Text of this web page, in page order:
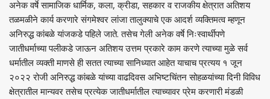
अनेक वर्षे सामाजिक धार्मिक, कला, क्रीडा, सहकार व राजकीय क्षेत्रात अतिशय
तळमळीने कार्य करणारे संगमेश्वर लांजा तालुक्याचे एक आदर्श व्यक्तिमत्व म्हणून
अनिरुद्ध कांबळे यांजकडे पहिले जाते. तसेच गेली अनेक वर्षे निःस्वार्थीपणे
जातीधर्माच्या पलीकडे जाऊन अतिशय उत्तम प्रकारे काम करणे त्याच्या मुळे सर्व
धर्मातील व्यक्ती माणसे ही सतत त्याच्या सानिध्यात आहेत याचाच प्रत्यय १ जून
२०२२ रोजी अनिरुद्ध कांबळे यांच्या वाढदिवस अभिष्टचिंतन सोहळयांच्या दिनी विविध
क्षेत्रातील मान्यवर तसेच प्रत्येक जातीधर्मातील त्याच्यावर प्रेम करणारी मंडळी